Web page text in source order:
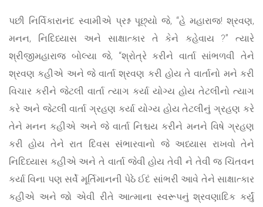
પછી નિર્વિકારાનંદ સ્વામીએ પ્રશ્ન પૂછ્યો જે, “હે મહારાજ! શ્રવણ,
મનન, નિદિધ્યાસ અને સાક્ષાત્કાર તે કેને કહેવાય ?” ત્યારે
શ્રીજીમહારાજ બોલ્યા જે, “શ્રોત્રે કરીને વાર્તા સાંભળવી તેને
શ્રવણ કહીએ અને જે વાર્તા શ્રવણ કરી હોય તે વાર્તાનો મને કરી
વિચાર કરીને જેટલી વાર્તા ત્યાગ કર્યા યોગ્ય હોય તેટલીનો ત્યાગ
કરે અને જેટલી વાર્તા ગ્રહણ કર્યા યોગ્ય હોય તેટલીનું ગ્રહણ કરે
તેને મનન કહીએ અને જે વાર્તા નિશ્ચય કરીને મનને વિષે ગ્રહણ
કરી હોય તેને રાત દિવસ સંભારવાનો જે અધ્યાસ રાખવો તેને
નિદિધ્યાસ કહીએ અને તે વાર્તા જેવી હોય તેવી ને તેવી જ ચિંતવન
કર્યા વિના પણ સર્વે મૂર્તિમાનની પેઠે ઈદં સાંભરી આવે તેને સાક્ષાત્કાર
કહીએ અને જો એવી રીતે આત્માના સ્વરૂપનું શ્રવણાદિક કર્યું